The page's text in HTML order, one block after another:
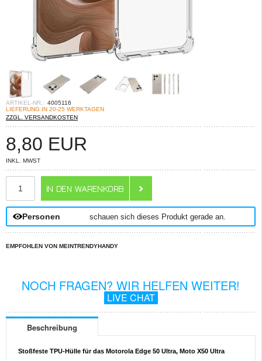
ARTIKEL-NR.: 4005116
LIEFERUNG IN 20-25 WERKTAGEN
ZZGL. VERSANDKOSTEN
8,80 EUR
INKL. MWST
Personen schauen sich dieses Produkt gerade an.
EMPFOHLEN VON MEINTRENDYHANDY
NOCH FRAGEN? WIR HELFEN WEITER!
LIVE CHAT
Beschreibung
Stoßfeste TPU-Hülle für das Motorola Edge 50 Ultra, Moto X50 Ultra